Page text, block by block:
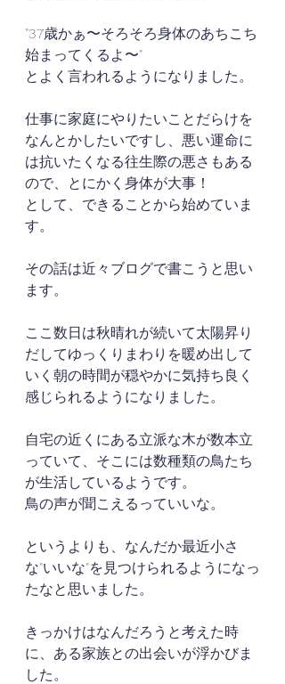
"37歳かぁ〜そろそろ身体のあちこち
始まってくるよ〜"
とよく言われるようになりました。
仕事に家庭にやりたいことだらけを
なんとかしたいですし、悪い運命に
は抗いたくなる往生際の悪さもある
ので、とにかく身体が大事！
として、できることから始めていま
す。
その話は近々ブログで書こうと思い
ます。
ここ数日は秋晴れが続いて太陽昇り
だしてゆっくりまわりを暖め出して
いく朝の時間が穏やかに気持ち良く
感じられるようになりました。
自宅の近くにある立派な木が数本立
っていて、そこには数種類の鳥たち
が生活しているようです。
鳥の声が聞こえるっていいな。
というよりも、なんだか最近小さ
な"いいな"を見つけられるようになっ
たなと思いました。
きっかけはなんだろうと考えた時
に、ある家族との出会いが浮かびま
した。